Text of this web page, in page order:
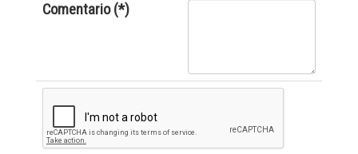
Comentario (*)